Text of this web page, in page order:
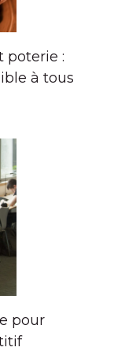
poterie :
à tous
pour